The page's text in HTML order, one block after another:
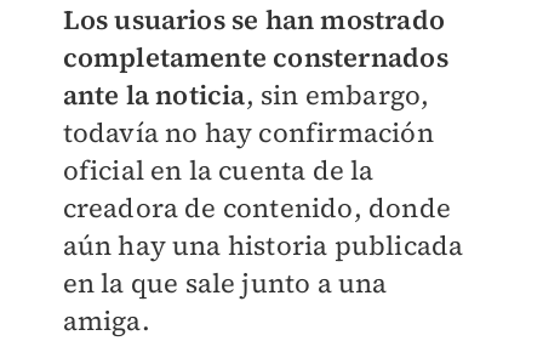
Los usuarios se han mostrado
completamente consternados
ante la noticia, sin embargo,
todavía no hay confirmación
oficial en la cuenta de la
creadora de contenido, donde
aún hay una historia publicada
en la que sale junto a una
amiga.